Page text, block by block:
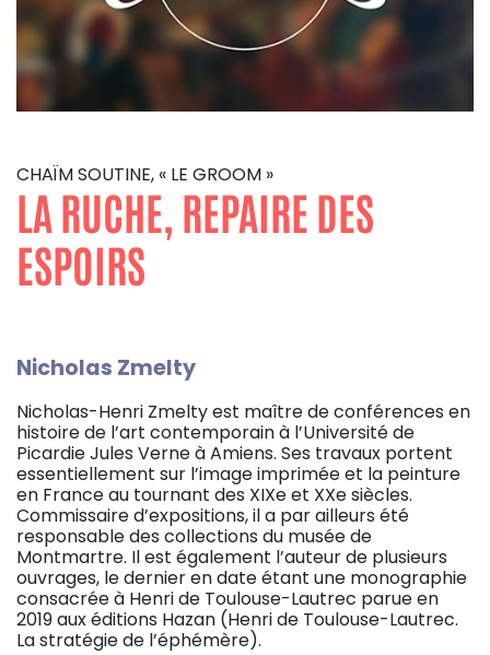
CHAÏM SOUTINE, « LE GROOM »
LA RUCHE, REPAIRE DES
ESPOIRS
Nicholas Zmelty
Nicholas-Henri Zmelty est maître de conférences en
histoire de l’art contemporain à l’Université de
Picardie Jules Verne à Amiens. Ses travaux portent
essentiellement sur l’image imprimée et la peinture
en France au tournant des XIXe et XXe siècles.
Commissaire d’expositions, il a par ailleurs été
responsable des collections du musée de
Montmartre. Il est également l’auteur de plusieurs
ouvrages, le dernier en date étant une monographie
consacrée à Henri de Toulouse-Lautrec parue en
2019 aux éditions Hazan (Henri de Toulouse-Lautrec.
La stratégie de l’éphémère).